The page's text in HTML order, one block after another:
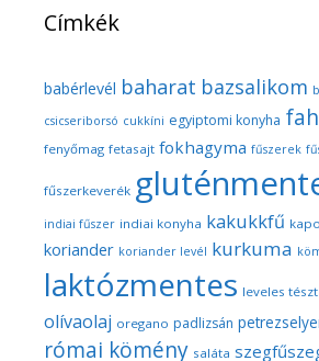
Címkék
babérlevél baharat bazsalikom
csicseriborsó cukkíni egyiptomi konyha
fenyőmag fetasajt fokhagyma fűszerek
fűszerkeverék
indiai fűszer indiai konyha kakukkfű
koriander koriander levél kurkuma
laktózmentes leveles
olívaolaj oregano padlizsán
római kömény saláta